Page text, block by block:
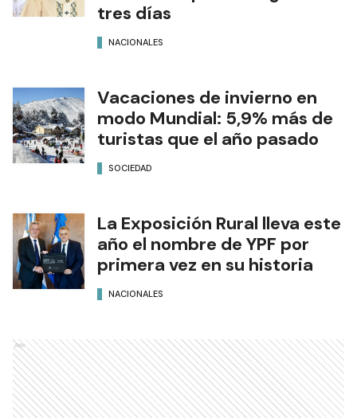
tres días
NACIONALES
Vacaciones de invierno en
modo Mundial: 5,9% más de
turistas que el año pasado
SOCIEDAD
La Exposición Rural lleva este
año el nombre de YPF por
primera vez en su historia
NACIONALES
Ads